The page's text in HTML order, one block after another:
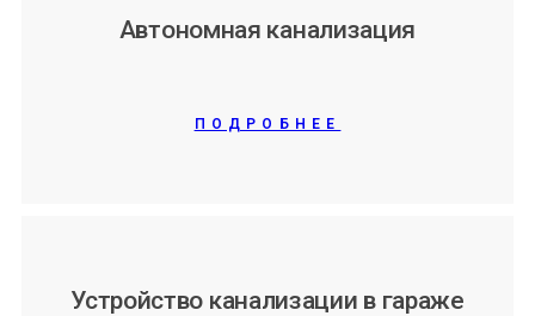
Автономная канализация
ПОДРОБНЕЕ
Устройство канализации в гараже